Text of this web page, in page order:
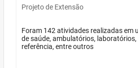
Projeto de Extensão
Foram 142 atividades realizadas em
de saúde, ambulatórios,
referência, entre outros